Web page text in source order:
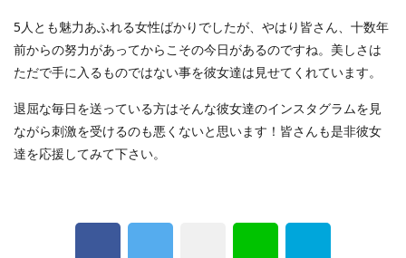
5人とも魅力あふれる女性ばかりでしたが、やはり皆さん、十数年
前からの努力があってからこその今日があるのですね。美しさは
ただで手に入るものではない事を彼女達は見せてくれています。
退屈な毎日を送っている方はそんな彼女達のインスタグラムを見
ながら刺激を受けるのも悪くないと思います！皆さんも是非彼女
達を応援してみて下さい。